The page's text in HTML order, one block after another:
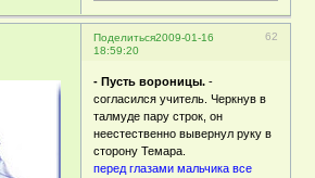
Поделиться 62
2009-01-16
18:59:20
- Пусть вороницы. -
согласился учитель. Черкнув в
талмуде пару строк, он
неестественно вывернул руку в
сторону Темара.
перед глазами мальчика все